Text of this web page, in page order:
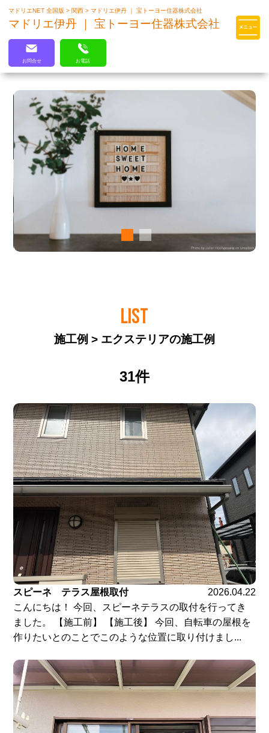
マドリエはLIXILの厳しい基準を
クリアした住まいのプロ集団です
マドリエNET 全国版> 関西>マドリエ伊丹 ｜ 宝トーヨー住器株式会社
マドリエ伊丹 ｜ 宝トーヨー住器株式会社
お問合せ お電話
LIST
施工例 > エクステリアの施工例
31件
スピーネ テラス屋根取付
2026.04.22
こんにちは！ 今回、スピーネテラスの取付を行ってき
ました。 【施工前】 【施工後】 今回、自転車の屋根を
作りたいとのことでこのような位置に取り付けまし...